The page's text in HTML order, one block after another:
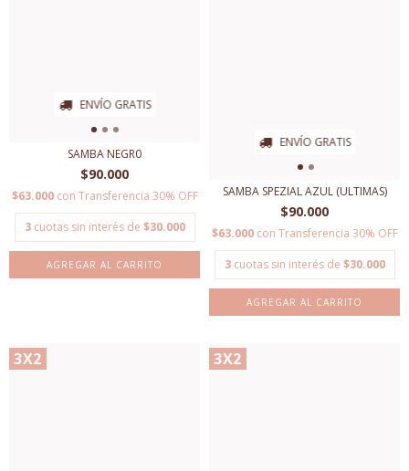
ENVÍO GRATIS
SAMBA NEGR0
$90.000
$63.000 con Transferencia 30% OFF
3 cuotas sin interés de $30.000
AGREGAR AL CARRITO
ENVÍO GRATIS
SAMBA SPEZIAL AZUL (ULTIMAS)
$90.000
$63.000 con Transferencia 30% OFF
3 cuotas sin interés de $30.000
AGREGAR AL CARRITO
3X2 3X2